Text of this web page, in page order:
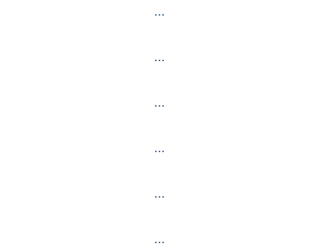
…
…
…
…
…
…